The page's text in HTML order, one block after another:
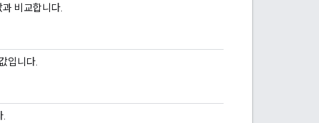
과 비교합니다.
입니다.